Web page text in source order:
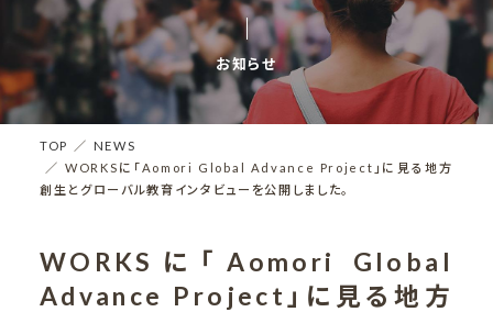
お知らせ
TOP
NEWS
WORKSに「Aomori Global Advance Project」に見る地方
創生とグローバル教育インタビューを公開しました。
WORKSに「Aomori Global
Advance Project」に見る地方